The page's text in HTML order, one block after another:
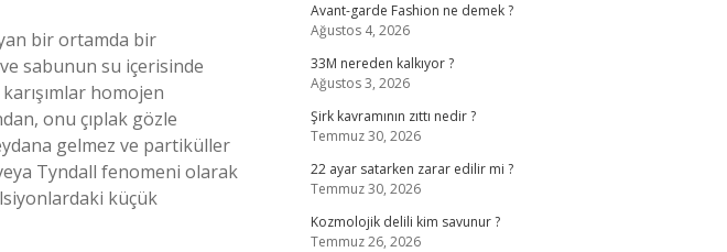
bir ortamda bir
sabunun su içerisinde
homojen
onu çıplak gözle
gelmez ve partiküller
veya Tyndall fenomeni olarak
küçük
Avant-garde Fashion ne demek ?
Ağustos 4, 2026
33M nereden kalkıyor ?
Ağustos 3, 2026
Şirk kavramının zıttı nedir ?
Temmuz 30, 2026
22 ayar satarken zarar edilir mi ?
Temmuz 30, 2026
Kozmolojik delili kim savunur ?
Temmuz 26, 2026